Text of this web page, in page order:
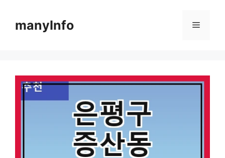
manyInfo 메